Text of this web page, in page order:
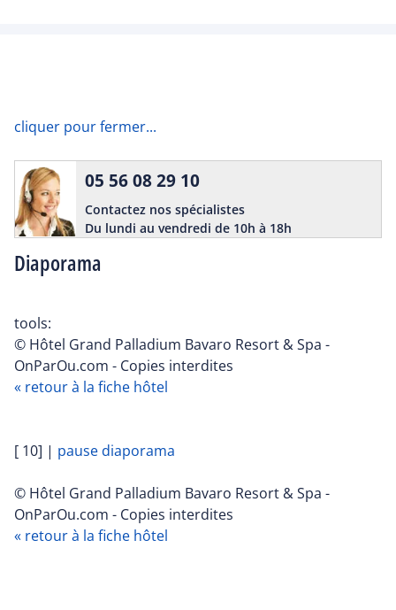
cliquer pour fermer...
Diaporama
05 56 08 29 10
Contactez nos spécialistes
Du lundi au vendredi de 10h à 18h
tools:
© Hôtel Grand Palladium Bavaro Resort & Spa -
OnParOu.com - Copies interdites
« retour à la fiche hôtel
[ 10] | pause diaporama
© Hôtel Grand Palladium Bavaro Resort & Spa -
OnParOu.com - Copies interdites
« retour à la fiche hôtel